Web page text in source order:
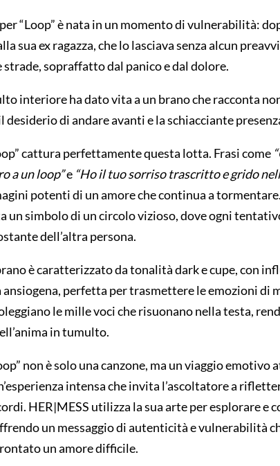
“Loop” è nata in un momento di vulnerabilità:
sua ex ragazza, che lo lasciava senza alcun
strade, sopraffatto dal panico e dal dolore.
interiore ha dato vita a un brano che racconta
di andare avanti e la schiacciante
cattura perfettamente questa lotta. Frasi come
a un loop”e “Ho il tuo sorriso trascritto e grido
potenti di un amore che continua a
un simbolo di un circolo vizioso, dove ogni
dell’altra persona.
è caratterizzato da tonalità dark e cupe, con
ansiogena, perfetta per trasmettere le emozioni di
le mille voci che risuonano nella testa,
in tumulto.
non è solo una canzone, ma un viaggio emotivo
intensa che invita l’ascoltatore a
HER|MESS utilizza la sua arte per esplorare e
un messaggio di autenticità e vulnerabilità
un amore difficile.